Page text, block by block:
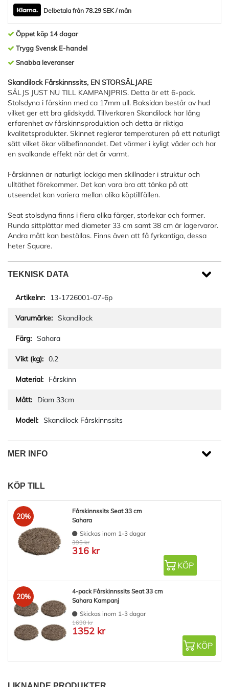
Delbetala från 78.29 SEK / mån
Öppet köp 14 dagar
Trygg Svensk E-handel
Snabba leveranser
Skandilock Fårskinnssits, EN STORSÄLJARE
SÄLJS JUST NU TILL KAMPANJPRIS. Detta är ett 6-pack.
Stolsdyna i fårskinn med ca 17mm ull. Baksidan består av hud
vilket ger ett bra glidskydd. Tillverkaren Skandilock har lång
erfarenhet av fårskinnsproduktion och detta är riktiga
kvalitetsprodukter. Skinnet reglerar temperaturen på ett naturligt
sätt vilket ökar välbefinnandet. Det värmer i kyligt väder och har
en svalkande effekt när det är varmt.
Fårskinnen är naturligt lockiga men skillnader i struktur och
ulltäthet förekommer. Det kan vara bra att tänka på att
utseendet kan variera mellan olika köptillfällen.
Seat stolsdyna finns i flera olika färger, storlekar och former.
Runda sittplättar med diameter 33 cm samt 38 cm är lagervaror.
Andra mått kan beställas. Finns även att få fyrkantiga, dessa
heter Square.
TEKNISK DATA
13-1726001-07-6p
Skandilock
Sahara
0.2
Fårskinn
Diam 33cm
Skandilock Fårskinnssits
MER INFO
KÖP TILL
20%
Fårskinnssits Seat 33 cm
Sahara
Skickas inom 1-3 dagar
395 kr
316 kr
KÖP
20%
4-pack Fårskinnssits Seat 33 cm
Sahara Kampanj
Skickas inom 1-3 dagar
1690 kr
1352 kr
KÖP